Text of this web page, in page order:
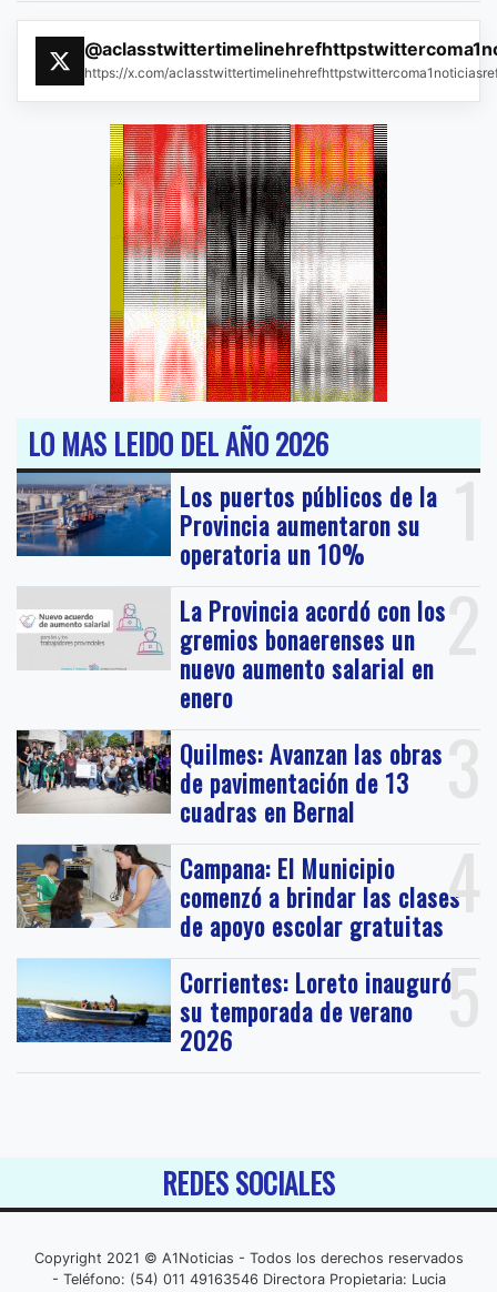
https://x.com/
LO MAS LEIDO DEL AÑO 2026
1
Los puertos públicos de la
Provincia aumentaron su
operatoria un 10%
2
La Provincia acordó con los
gremios bonaerenses un
nuevo aumento salarial en
enero
3
Quilmes: Avanzan las obras
de pavimentación de 13
cuadras en Bernal
4
Campana: El Municipio
comenzó a brindar las clases
de apoyo escolar gratuitas
5
Corrientes: Loreto inauguró
su temporada de verano
2026
REDES SOCIALES
Copyright 2021 © A1Noticias - Todos los derechos reservados
- Teléfono: (54) 011 49163546 Directora Propietaria: Lucia